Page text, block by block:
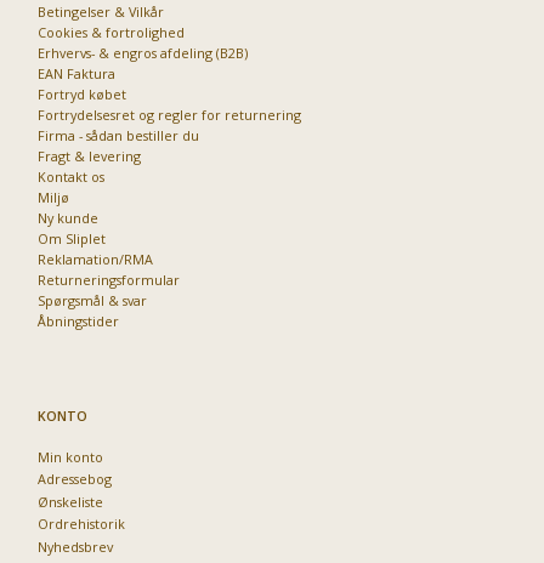
Betingelser & Vilkår
Cookies & fortrolighed
Erhvervs- & engros afdeling (B2B)
EAN Faktura
Fortryd købet
Fortrydelsesret og regler for returnering
Firma - sådan bestiller du
Fragt & levering
Kontakt os
Miljø
Ny kunde
Om Sliplet
Reklamation/RMA
Returneringsformular
Spørgsmål & svar
Åbningstider
KONTO
Min konto
Adressebog
Ønskeliste
Ordrehistorik
Nyhedsbrev
Priser fra kun 29,95